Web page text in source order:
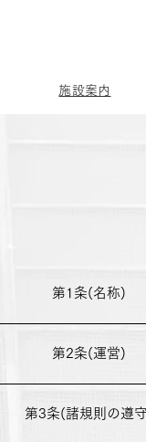
施設案内
第1条(名称)
第2条(運営)
第3条(諸規則の遵